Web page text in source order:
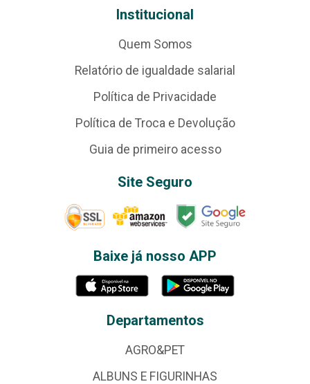
Institucional
Quem Somos
Relatório de igualdade salarial
Política de Privacidade
Política de Troca e Devolução
Guia de primeiro acesso
Site Seguro
Baixe já nosso APP
Departamentos
AGRO&PET
ALBUNS E FIGURINHAS